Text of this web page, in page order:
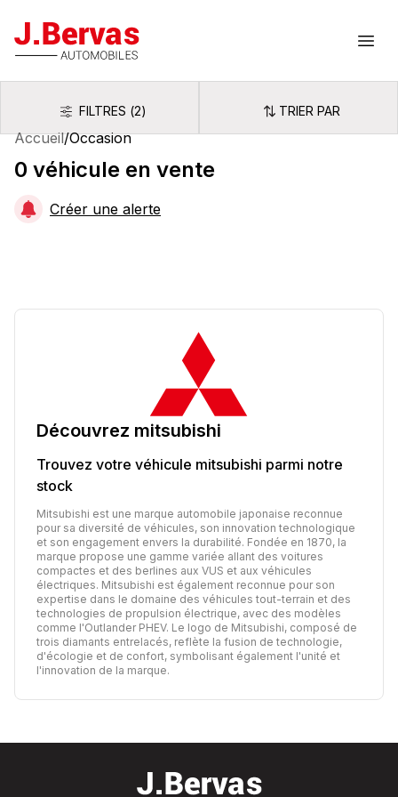
J.Bervas
FiltresFILTRES (2) Trier par
TRIER PAR
Accueil/Occasion
0 véhicule en vente
Créer une alerte
Découvrez mitsubishi
Trouvez votre véhicule mitsubishi parmi notre
stock
Mitsubishi est une marque automobile japonaise reconnue
pour sa diversité de véhicules, son innovation technologique
et son engagement envers la durabilité. Fondée en 1870, la
marque propose une gamme variée allant des voitures
compactes et des berlines aux VUS et aux véhicules
électriques. Mitsubishi est également reconnue pour son
expertise dans le domaine des véhicules tout-terrain et des
technologies de propulsion électrique, avec des modèles
comme l'Outlander PHEV. Le logo de Mitsubishi, composé de
trois diamants entrelacés, reflète la fusion de technologie,
d'écologie et de confort, symbolisant également l'unité et
l'innovation de la marque.